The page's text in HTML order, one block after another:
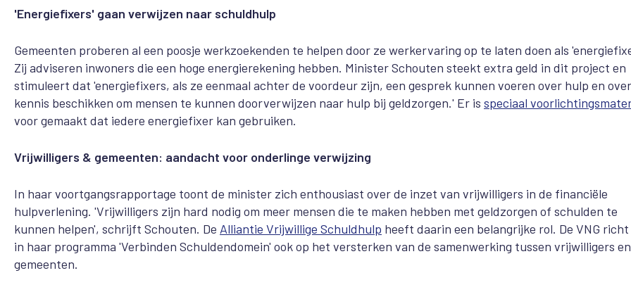
'Energiefixers' gaan verwijzen naar schuldhulp
Gemeenten proberen al een poosje werkzoekenden te helpen door ze werkervaring op te laten doen als
Zij adviseren inwoners die een hoge energierekening hebben. Minister Schouten steekt extra geld in dit project en
stimuleert dat 'energiefixers, als ze eenmaal achter de voordeur zijn, een gesprek kunnen voeren over hulp en over
kennis beschikken om mensen te kunnen doorverwijzen naar hulp bij geldzorgen.' Er is speciaal
voor gemaakt dat iedere energiefixer kan gebruiken.
Vrijwilligers & gemeenten: aandacht voor onderlinge verwijzing
In haar voortgangsrapportage toont de minister zich enthousiast over de inzet van vrijwilligers in de financiële
hulpverlening. 'Vrijwilligers zijn hard nodig om meer mensen die te maken hebben met geldzorgen of schulden te
kunnen helpen', schrijft Schouten. De Alliantie Vrijwillige Schuldhulp heeft daarin een belangrijke rol. De VNG
in haar programma 'Verbinden Schuldendomein' ook op het versterken van de samenwerking tussen vrijwilligers en
gemeenten.